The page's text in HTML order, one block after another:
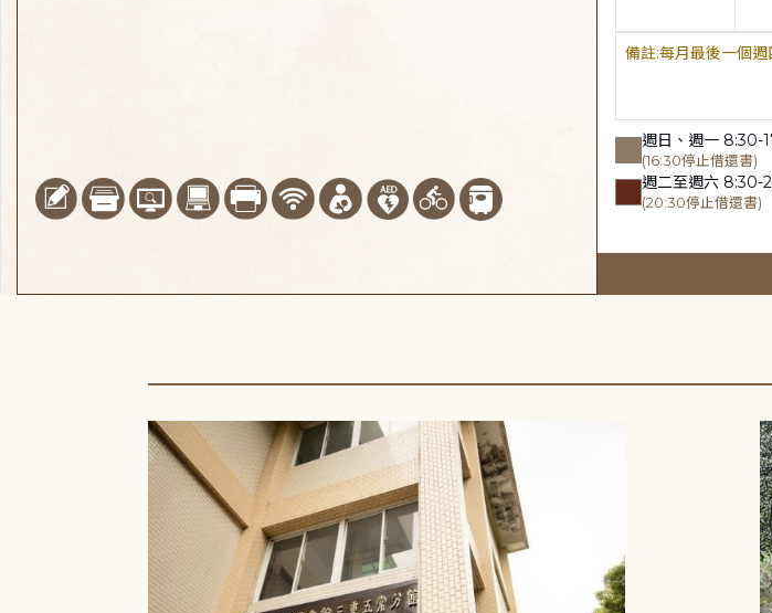
每月最後一個
週日、週一 8:30-
(16:30停止借還書)
週二至週六 8:30-
(20:30停止借還書)